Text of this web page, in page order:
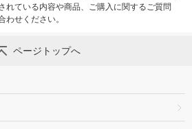
れている内容や商品、ご購入に関するご質問
わせください。
ページトップへ